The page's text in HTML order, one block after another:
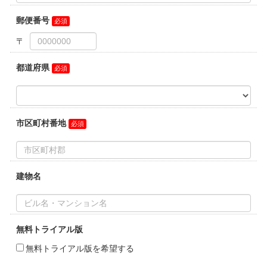
免責事項
ご本人様が使用したブラウザに保存された個人情報について当社
は一切の責任を負いません。